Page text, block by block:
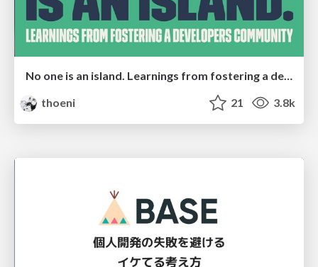
No one is an island. Learnings from fostering a developers community.
thoeni
21 3.8k